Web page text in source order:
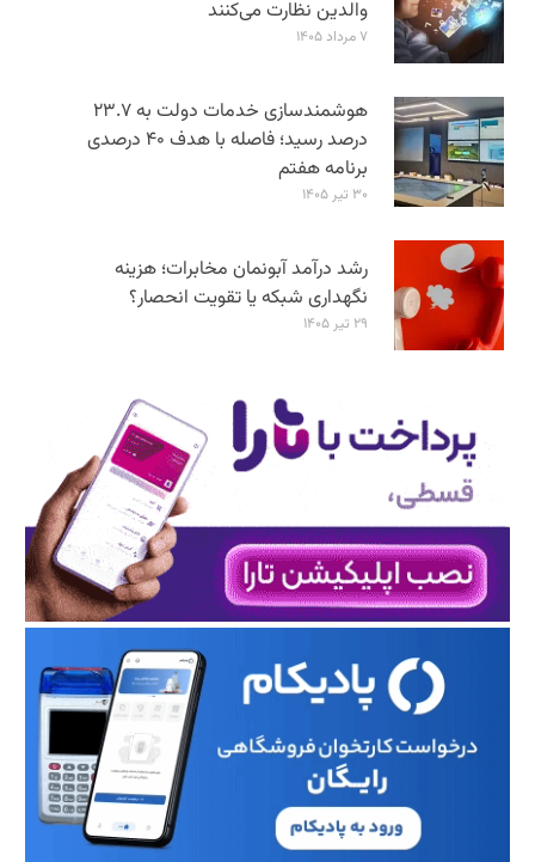
والدین نظارت می‌کنند
۷ مرداد ۱۴۰۵
هوشمندسازی خدمات دولت به ۲۳.۷
درصد رسید؛ فاصله با هدف ۴۰ درصدی
برنامه هفتم
۳۰ تیر ۱۴۰۵
رشد درآمد آبونمان مخابرات؛ هزینه
نگهداری شبکه یا تقویت انحصار؟
۲۹ تیر ۱۴۰۵